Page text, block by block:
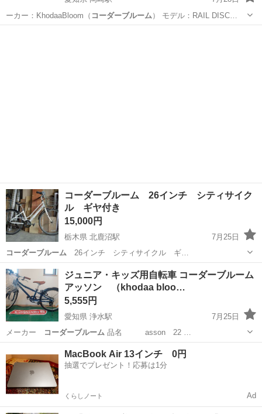
ーカー：KhodaaBloom（ コーダーブルーム ） モデル：RAIL DISC…
コーダーブルーム 26インチ シティサイク
ル ギヤ付き
15,000円
栃木県 北鹿沼駅
7月25日
コーダーブルーム26インチ シティサイクル ギ…
栃木 鹿沼市 その他 コーダーブルーム
ジュニア・キッズ用自転車 コーダーブルーム
アッソン （khodaa bloo…
5,555円
愛知県 浄水駅
7月25日
メーカー
コーダーブルーム品名 asson 22 …
豊田市 浄水駅 その他 asson
MacBook Air 13インチ 0円
抽選でプレゼント！応募は1分
くらしノート Ad